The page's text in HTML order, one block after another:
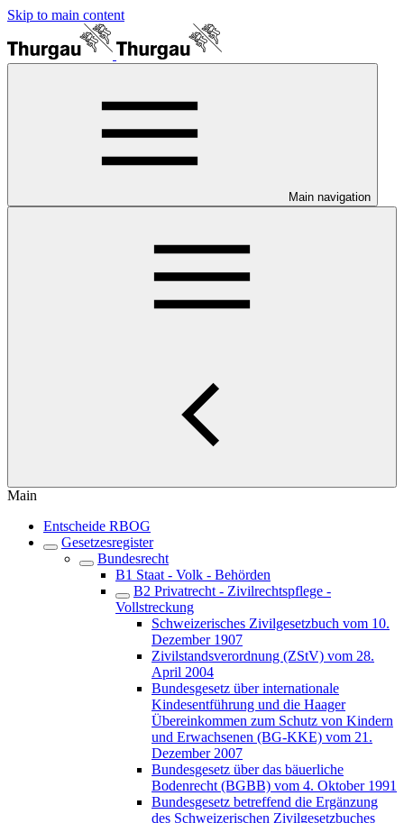
Skip to main content
Main navigation
Main
Entscheide RBOG
Gesetzesregister
Bundesrecht
B1 Staat - Volk - Behörden
B2 Privatrecht - Zivilrechtspflege -
Vollstreckung
Schweizerisches Zivilgesetzbuch vom 10.
Dezember 1907
Zivilstandsverordnung (ZStV) vom 28.
April 2004
Bundesgesetz über internationale
Kindesentführung und die Haager
Übereinkommen zum Schutz von Kindern
und Erwachsenen (BG-KKE) vom 21.
Dezember 2007
Bundesgesetz über das bäuerliche
Bodenrecht (BGBB) vom 4. Oktober 1991
Bundesgesetz betreffend die Ergänzung
des Schweizerischen Zivilgesetzbuches